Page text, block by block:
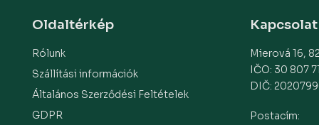
Oldaltérkép
Rólunk
Szállítási információk
Általános Szerződési Feltételek
GDPR
Kapcsolat
Mierová 16,
IČO: 30 807
DIČ:
Postacím: